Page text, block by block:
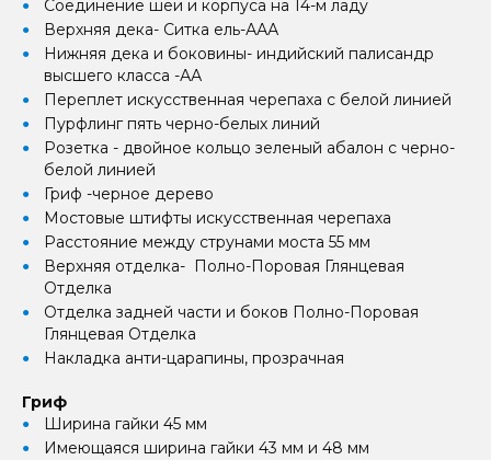
Соединение шеи и корпуса на 14-м ладу
Верхняя дека- Ситка ель-ААА
Нижняя дека и боковины- индийский палисандр
высшего класса -АА
Переплет искусственная черепаха с белой линией
Пурфлинг пять черно-белых линий
Розетка - двойное кольцо зеленый абалон с черно-
белой линией
Гриф -черное дерево
Мостовые штифты искусственная черепаха
Расстояние между струнами моста 55 мм
Верхняя отделка- Полно-Поровая Глянцевая
Отделка
Отделка задней части и боков Полно-Поровая
Глянцевая Отделка
Накладка анти-царапины, прозрачная
Гриф
Ширина гайки 45 мм
Имеющаяся ширина гайки 43 мм и 48 мм